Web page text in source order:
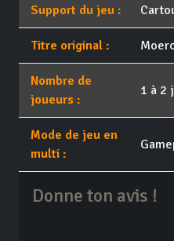
Support du jeu :
Titre original :
Nombre de
joueurs :
1 à 2
Mode de jeu en
multi :
Donne ton avis !